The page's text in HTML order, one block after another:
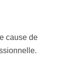
cause de